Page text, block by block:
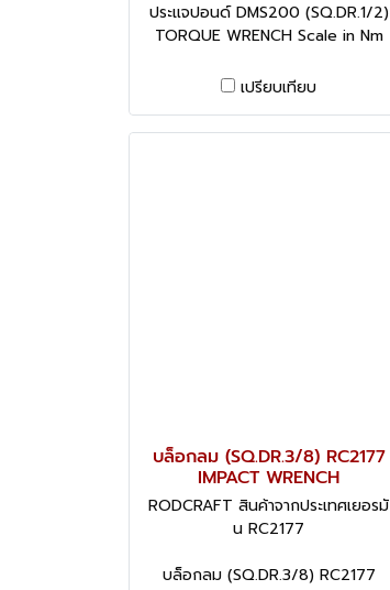
ประแจปอนด์ DMS200 (SQ.DR.1/2)
TORQUE WRENCH Scale in Nm
เปรียบเทียบ
บล็อกลม (SQ.DR.3/8) RC2177
IMPACT WRENCH
RODCRAFT สินค้าจากประเทศเยอรมั
น RC2177
บล็อกลม (SQ.DR.3/8) RC2177